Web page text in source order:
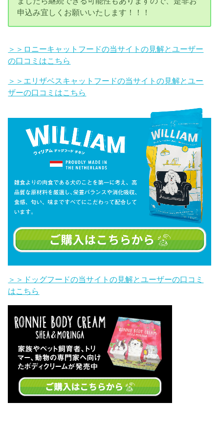
申込み宜しくお願いいたします！！！
＞＞ロニーキャットフードの当サイトの見解とユーザー
の口コミはこちら
＞＞エリザベスキャットフードの当サイトの見解とユー
ザーの口コミはこちら
＞＞ドッグフードの当サイトの見解とユーザーの口コミ
はこちら